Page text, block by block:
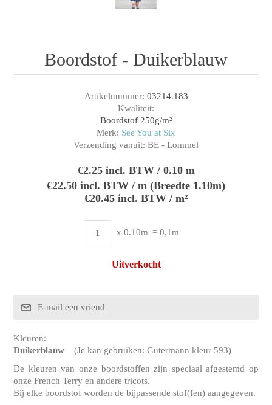
Boordstof - Duikerblauw
Artikelnummer: 03214.183
Kwaliteit:
Boordstof 250g/m²
Merk: See You at Six
Verzending vanuit: BE - Lommel
€2.25 incl. BTW / 0.10 m
€22.50 incl. BTW / m (Breedte 1.10m)
€20.45 incl. BTW / m²
x 0.10m = 0,1m
Uitverkocht
Kleuren:
Duikerblauw (Je kan gebruiken: Gütermann kleur 593)
De kleuren van onze boordstoffen zijn speciaal afgestemd op
onze French Terry en andere tricots.
Bij elke boordstof worden de bijpassende stof(fen) aangegeven.